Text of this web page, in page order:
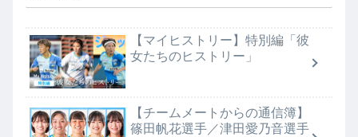
【マイヒストリー】特別編「彼
女たちのヒストリー」
【チームメートからの通信簿】
篠田帆花選手／津田愛乃音選手